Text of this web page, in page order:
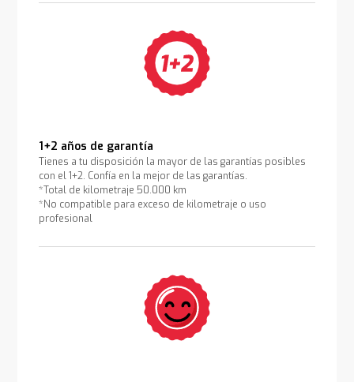
1+2 años de garantía
Tienes a tu disposición la mayor de las garantías posibles
con el 1+2. Confía en la mejor de las garantías.
*Total de kilometraje 50.000 km
*No compatible para exceso de kilometraje o uso
profesional